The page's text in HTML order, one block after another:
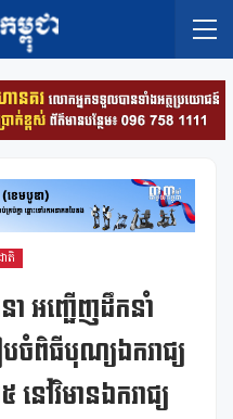
តិ
អញ្ជើញដឹកនាំ
ចំពិធីបុណ្យឯករាជ្យ
នៅវិមានឯករាជ្យ